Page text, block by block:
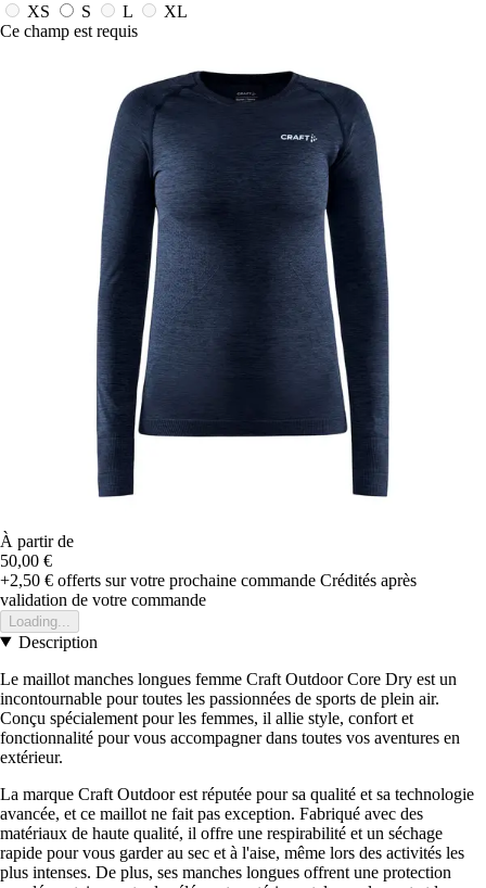
XS
S L
XL
Ce champ est requis
À partir de
50,00 €
+2,50 € offerts sur votre prochaine commande Crédités après
validation de votre commande
Loading...
Description
Le maillot manches longues femme Craft Outdoor Core Dry est un
incontournable pour toutes les passionnées de sports de plein air.
Conçu spécialement pour les femmes, il allie style, confort et
fonctionnalité pour vous accompagner dans toutes vos aventures en
extérieur.
La marque Craft Outdoor est réputée pour sa qualité et sa technologie
avancée, et ce maillot ne fait pas exception. Fabriqué avec des
matériaux de haute qualité, il offre une respirabilité et un séchage
rapide pour vous garder au sec et à l'aise, même lors des activités les
plus intenses. De plus, ses manches longues offrent une protection